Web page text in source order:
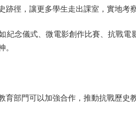
徑，讓更多學生走出課室，實地考察
念儀式、微電影創作比賽、抗戰電
。
部門可以加強合作，推動抗戰歷史教